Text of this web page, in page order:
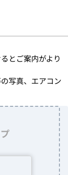
とご案内がより
写真、エアコン